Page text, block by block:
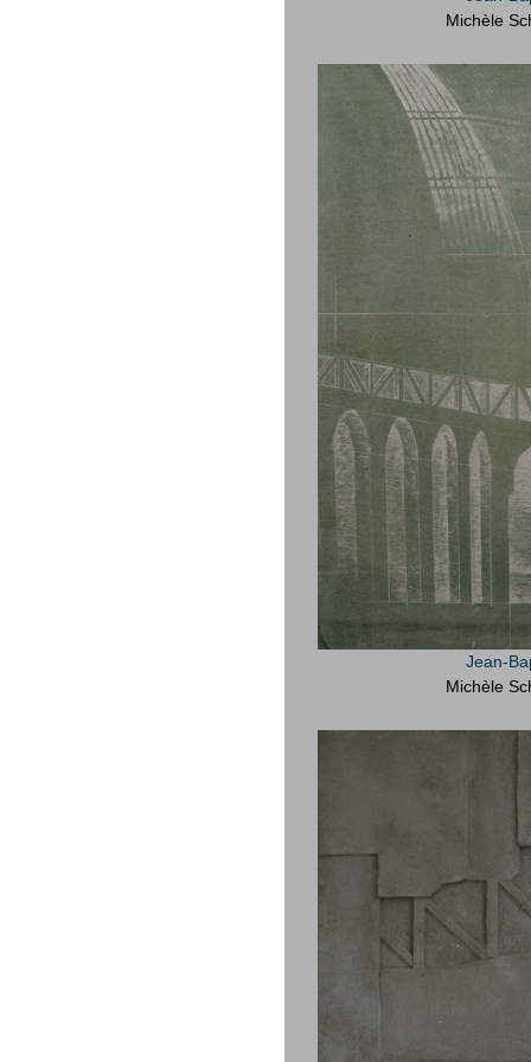
Michèle
Jean-
Michèle